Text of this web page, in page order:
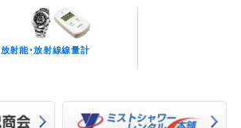
放射能･放射線線量計